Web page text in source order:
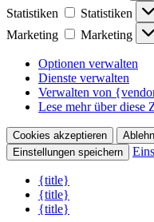
Statistiken
Statistiken
Marketing
Marketing
Optionen verwalten
Dienste verwalten
Verwalten von
Lese mehr über diese
Cookies akzeptieren
Einstellungen speichern
{title}
{title}
{title}